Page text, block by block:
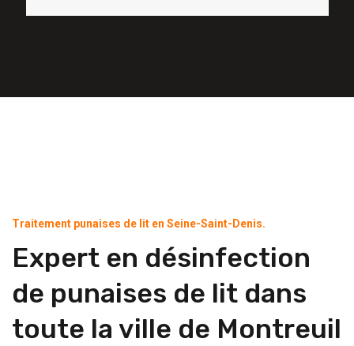
Traitement punaises de lit en Seine-Saint-Denis.
Expert en désinfection
de punaises de lit dans
toute la ville de Montreuil